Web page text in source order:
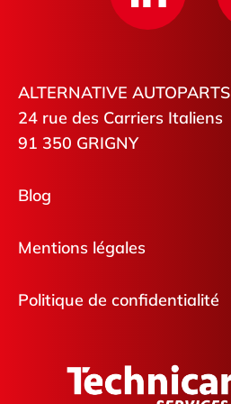
ALTERNATIVE AUTOPARTS
24 rue des Carriers Italiens
91 350 GRIGNY
Blog
Mentions légales
Politique de confidentialité